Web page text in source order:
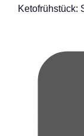
Ketofrühstück: